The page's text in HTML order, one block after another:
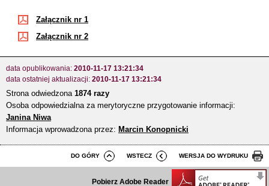
Załącznik nr 1
Załącznik nr 2
data opublikowania: 2010-11-17 13:21:34
data ostatniej aktualizacji: 2010-11-17 13:21:34
Strona odwiedzona 1874 razy
Osoba odpowiedzialna za merytoryczne przygotowanie informacji:
Janina Niwa
Informacja wprowadzona przez: Marcin Konopnicki
DO GÓRY WSTECZ WERSJA DO WYDRUKU
Pobierz Adobe Reader